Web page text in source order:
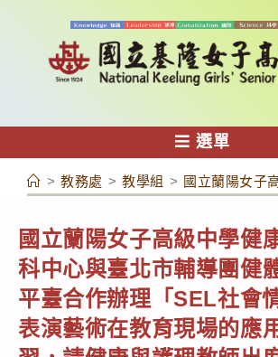
容
選單
> 教務處 > 教學組 > 國立蘭陽女子
國立蘭陽女子高級中學健
科中心與臺北市輔導團健
平臺合作辦理「SEL社會
表演藝術在教育現場的應